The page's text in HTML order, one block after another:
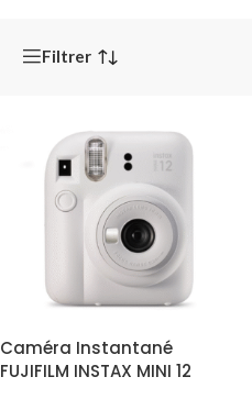
Filtrer
Caméra Instantané
FUJIFILM INSTAX MINI 12